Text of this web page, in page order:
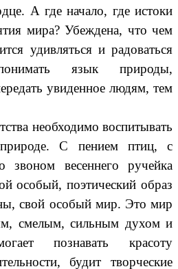
А где начало, где истоки
мира? Убеждена, что чем
удивляться и радоваться
язык природы,
увиденное людям, тем
необходимо воспитывать
С пением птиц, с
звоном весеннего ручейка
особый, поэтический образ
свой особый мир. Это мир
смелым, сильным духом и
познавать красоту
будит творческие